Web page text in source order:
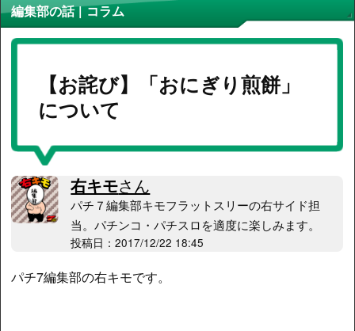
編集部の話 | コラム
【お詫び】「おにぎり煎餅」
について
右キモさん
パチ７編集部キモフラットスリーの右サイド担
当。パチンコ・パチスロを適度に楽しみます。
投稿日：2017/12/22 18:45
パチ7編集部の右キモです。